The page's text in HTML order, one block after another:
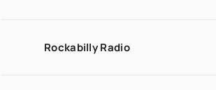
Rockabilly Radio